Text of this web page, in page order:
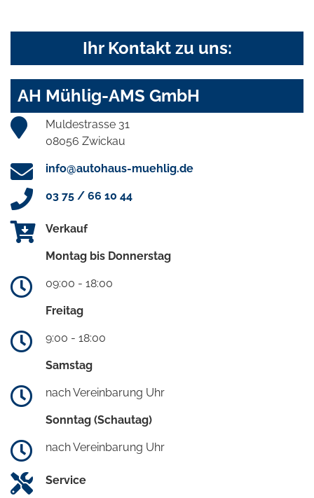
Ihr Kontakt zu uns:
AH Mühlig-AMS GmbH
Muldestrasse 31
08056 Zwickau
info@autohaus-muehlig.de
03 75 / 66 10 44
Verkauf
Montag bis Donnerstag
09:00 - 18:00
Freitag
9:00 - 18:00
Samstag
nach Vereinbarung Uhr
Sonntag (Schautag)
nach Vereinbarung Uhr
Service